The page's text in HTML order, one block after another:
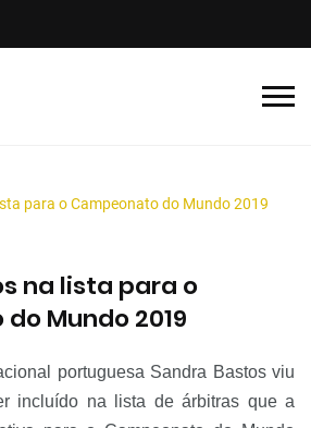
para o Campeonato do Mundo 2019
na lista para o
Mundo 2019
portuguesa Sandra Bastos viu
incluído na lista de árbitras que a